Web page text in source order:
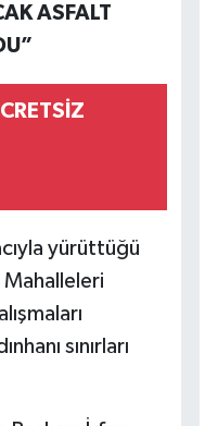
ASFALT
yürüttüğü
Mahalleleri
sınırları